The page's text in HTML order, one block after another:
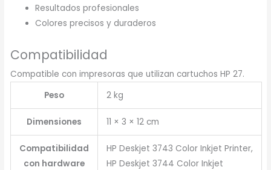
Resultados profesionales
Colores precisos y duraderos
Compatibilidad
Compatible con impresoras que utilizan cartuchos HP 27.
Peso
2 kg
Dimensiones 11 × 3 × 12 cm
Compatibilidad
con hardware
HP Deskjet 3743 Color Inkjet Printer,
HP Deskjet 3744 Color Inkjet